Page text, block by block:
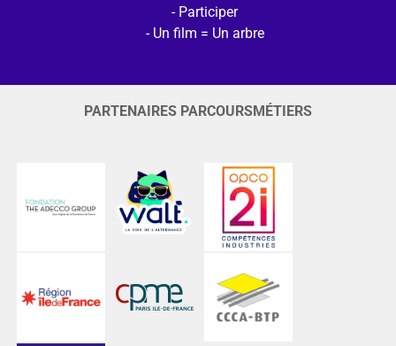
Participer
Un film = Un arbre
PARTENAIRES PARCOURSMÉTIERS